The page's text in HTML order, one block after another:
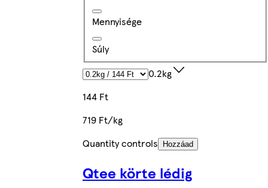
Mennyisége
Súly
0.2kg
144 Ft
719 Ft/kg
Quantity controls
Hozzáad
Qtee körte lédig